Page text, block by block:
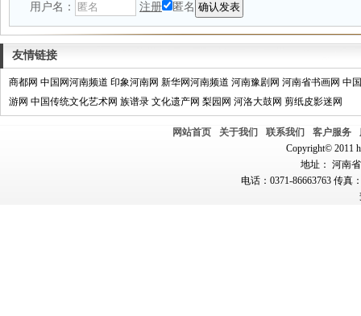
用户名： 注册 匿名
友情链接
商都网 中国网河南频道 印象河南网 新华网河南频道 河南豫剧网 河南省书画网 中
游网 中国传统文化艺术网 族谱录 文化遗产网 梨园网 河洛大鼓网 剪纸皮影迷网
网站首页 关于我们 联系我们 客户服务
Copyright© 2011
地址： 河南
电话：0371-86663763 传真